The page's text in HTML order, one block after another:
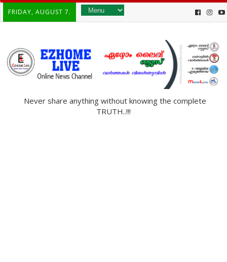
FRIDAY, AUGUST 7.
Never share anything without knowing the complete
TRUTH..!!!